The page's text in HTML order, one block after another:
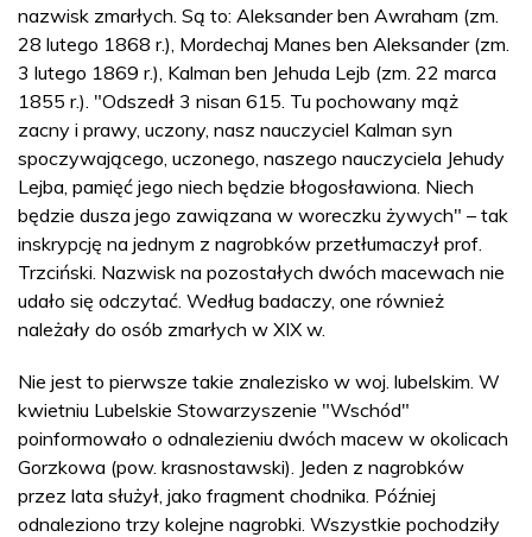
nazwisk zmarłych. Są to: Aleksander ben Awraham (zm.
28 lutego 1868 r.), Mordechaj Manes ben Aleksander (zm.
3 lutego 1869 r.), Kalman ben Jehuda Lejb (zm. 22 marca
1855 r.). "Odszedł 3 nisan 615. Tu pochowany mąż
zacny i prawy, uczony, nasz nauczyciel Kalman syn
spoczywającego, uczonego, naszego nauczyciela Jehudy
Lejba, pamięć jego niech będzie błogosławiona. Niech
będzie dusza jego zawiązana w woreczku żywych" – tak
inskrypcję na jednym z nagrobków przetłumaczył prof.
Trzciński. Nazwisk na pozostałych dwóch macewach nie
udało się odczytać. Według badaczy, one również
należały do osób zmarłych w XIX w.
Nie jest to pierwsze takie znalezisko w woj. lubelskim. W
kwietniu Lubelskie Stowarzyszenie "Wschód"
poinformowało o odnalezieniu dwóch macew w okolicach
Gorzkowa (pow. krasnostawski). Jeden z nagrobków
przez lata służył, jako fragment chodnika. Później
odnaleziono trzy kolejne nagrobki. Wszystkie pochodziły